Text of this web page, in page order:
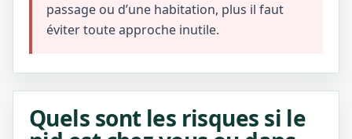
passage ou d’une habitation, plus il faut
éviter toute approche inutile.
Quels sont les risques si le